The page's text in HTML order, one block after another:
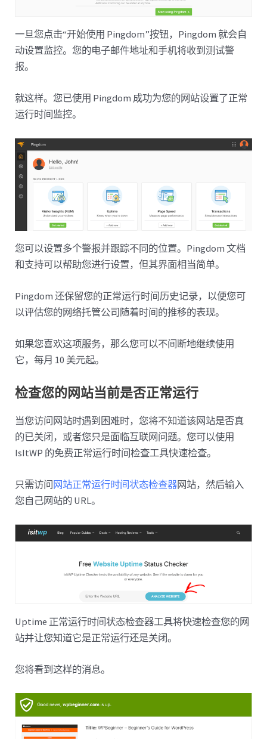
一旦您点击“开始使用 Pingdom”按钮，Pingdom 就会自
动设置监控。您的电子邮件地址和手机将收到测试警
报。
就这样。您已使用 Pingdom 成功为您的网站设置了正常
运行时间监控。
您可以设置多个警报并跟踪不同的位置。Pingdom 文档
和支持可以帮助您进行设置，但其界面相当简单。
Pingdom 还保留您的正常运行时间历史记录，以便您可
以评估您的网络托管公司随着时间的推移的表现。
如果您喜欢这项服务，那么您可以不间断地继续使用
它，每月 10 美元起。
检查您的网站当前是否正常运行
当您访问网站时遇到困难时，您将不知道该网站是否真
的已关闭，或者您只是面临互联网问题。您可以使用
IsItWP 的免费正常运行时间检查工具快速检查。
只需访问网站正常运行时间状态检查器网站，然后输入
您自己网站的 URL。
Uptime 正常运行时间状态检查器工具将快速检查您的网
站并让您知道它是正常运行还是关闭。
您将看到这样的消息。